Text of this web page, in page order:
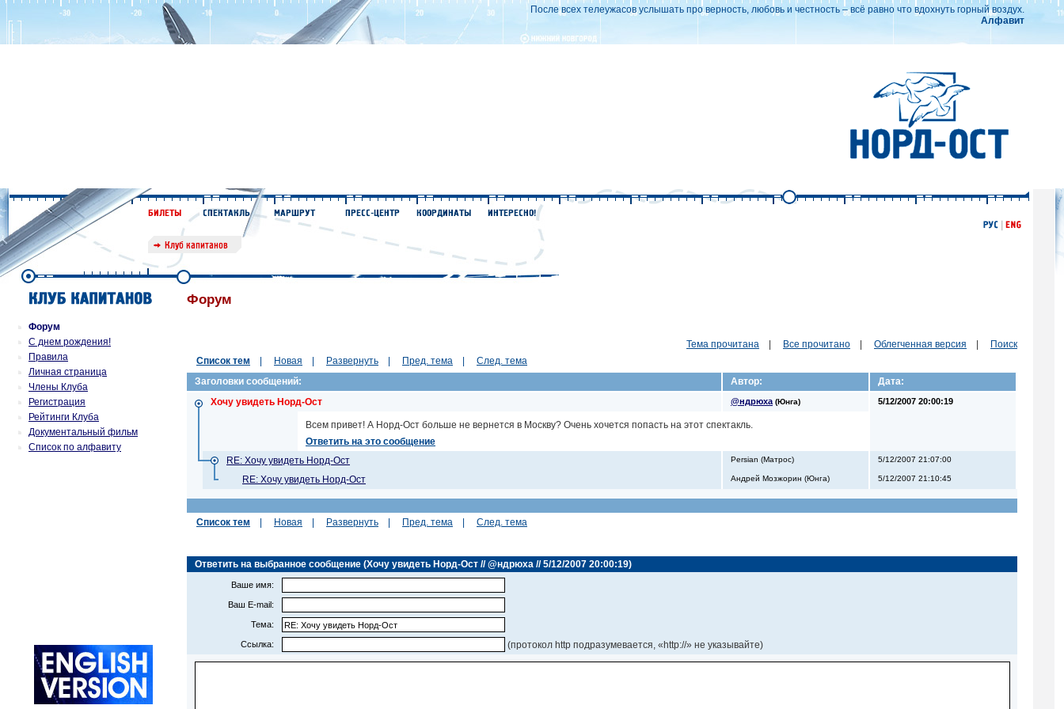
После всех телеужасов услышать про верность, любовь и честность – всё равно что вдохнуть горный воздух.
Алфавит
Форум
С днем рождения!
Правила
Личная страница
Члены Клуба
Регистрация
Рейтинги Клуба
Документальный фильм
Список по алфавиту
Форум
Тема прочитана Все прочитано Облегченная версия
Поиск
Список тем
Новая Развернуть Пред. тема
След. тема
Заголовки сообщений:
Автор:
Дата:
Хочу увидеть Норд-Ост
@ндрюха (Юнга) 5/12/2007 20:00:19
Всем привет! А Норд-Ост больше не вернется в Москву? Очень хочется попасть на этот спектакль.
Ответить на это сообщение
RE: Хочу увидеть Норд-Ост
Persian (Матрос) 5/12/2007 21:07:00
RE: Хочу увидеть Норд-Ост Андрей Мозжорин (Юнга) 5/12/2007 21:10:45
Список тем Новая Развернуть Пред. тема След. тема
Ответить на выбранное сообщение (Хочу увидеть Норд-Ост // @ндрюха // 5/12/2007 20:00:19)
Ваше имя:
Ваш E-mail:
Тема:
Ссылка: (протокол http подразумевается, «http://» не указывайте)